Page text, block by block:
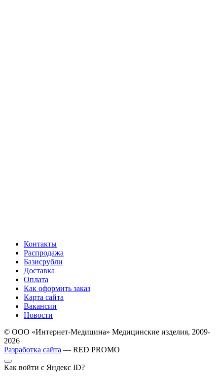
Контакты
Распродажа
Базисрубли
Доставка
Оплата
Как оформить заказ
Карта сайта
Вакансии
Новости
© ООО «Интернет-Медицина» Медицинские изделия, 2009-
2026
Разработка сайта — RED PROMO
Как войти с Яндекс ID?